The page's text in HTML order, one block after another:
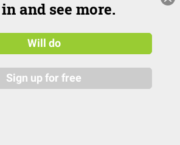
and see more.
Will do
Sign up for free